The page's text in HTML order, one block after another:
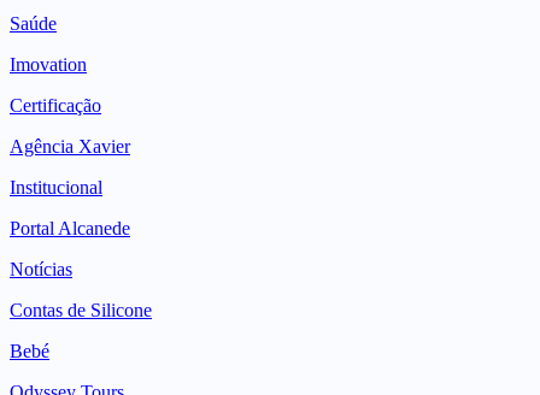
Saúde
Imovation
Certificação
Agência Xavier
Institucional
Portal Alcanede
Notícias
Contas de Silicone
Bebé